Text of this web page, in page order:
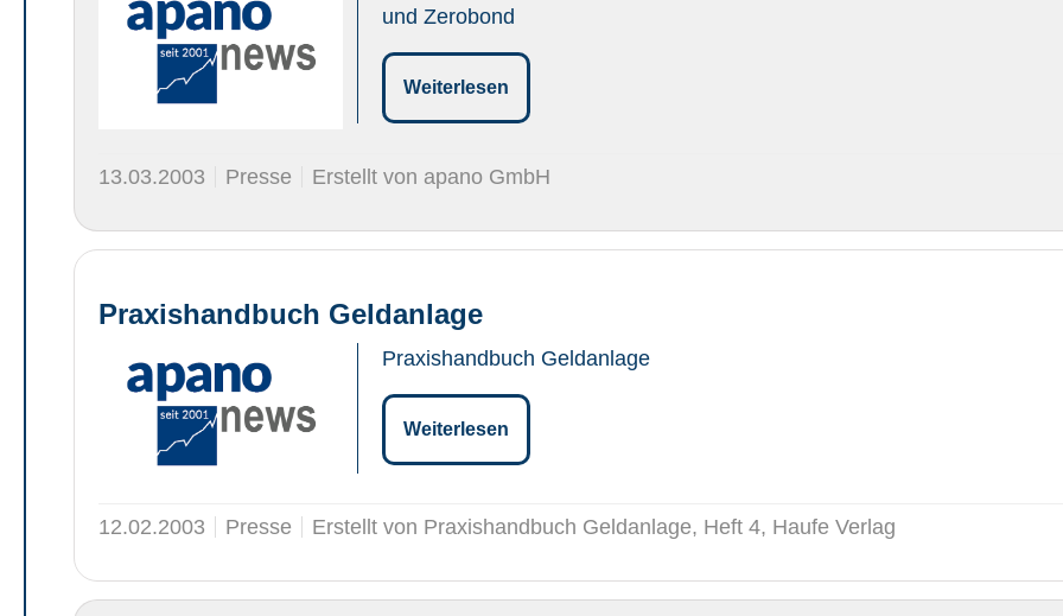
und Zerobond
Weiterlesen
13.03.2003 Presse Erstellt von apano GmbH
Praxishandbuch Geldanlage
Praxishandbuch Geldanlage
Weiterlesen
12.02.2003 Presse Erstellt von Praxishandbuch Geldanlage, Heft 4, Haufe Verlag